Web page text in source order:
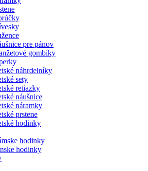
pre pánov
gombíky
náhrdelníky
sety
retiazky
náušnice
náramky
prstene
hodinky
hodinky
hodinky